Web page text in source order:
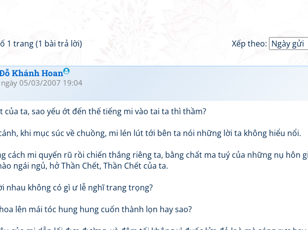
Xếp theo:
1 trang (1 bài trả lời)
Khánh Hoan
ngày 05/03/2007 19:04
của ta, sao yếu ớt đến thế tiếng mi vào tai ta thì thầm?
khi mục súc về chuồng, mi lén lút tới bên ta nói những lời ta không hiểu nổi.
cách mi quyến rũ rồi chiến thắng riêng ta, bằng chất ma tuý của những nụ hôn
ngái ngủ, hở Thần Chết, Thần Chết của ta.
nhau không có gì ư lễ nghĩ trang trọng?
lên mái tóc hung hung cuốn thành lọn hay sao?